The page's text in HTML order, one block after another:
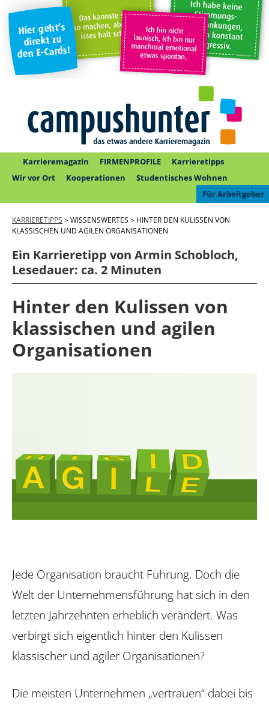
Karrieremagazin FIRMENPROFILE
Karrieretipps
Wir vor Ort
Kooperationen
Studentisches Wohnen
Für Arbeitgeber
KARRIERETIPPS > WISSENSWERTES > HINTER DEN KULISSEN VON
KLASSISCHEN UND AGILEN ORGANISATIONEN
Ein Karrieretipp von Armin Schobloch,
Lesedauer: ca. 2 Minuten
Hinter den Kulissen von
klassischen und agilen
Organisationen
Jede Organisation braucht Führung. Doch die
Welt der Unternehmensführung hat sich in den
letzten Jahrzehnten erheblich verändert. Was
verbirgt sich eigentlich hinter den Kulissen
klassischer und agiler Organisationen?
Die meisten Unternehmen „vertrauen“ dabei bis